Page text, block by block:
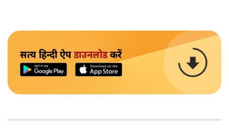
सत्य हिन्दी ऐपडाउनलोडकरें